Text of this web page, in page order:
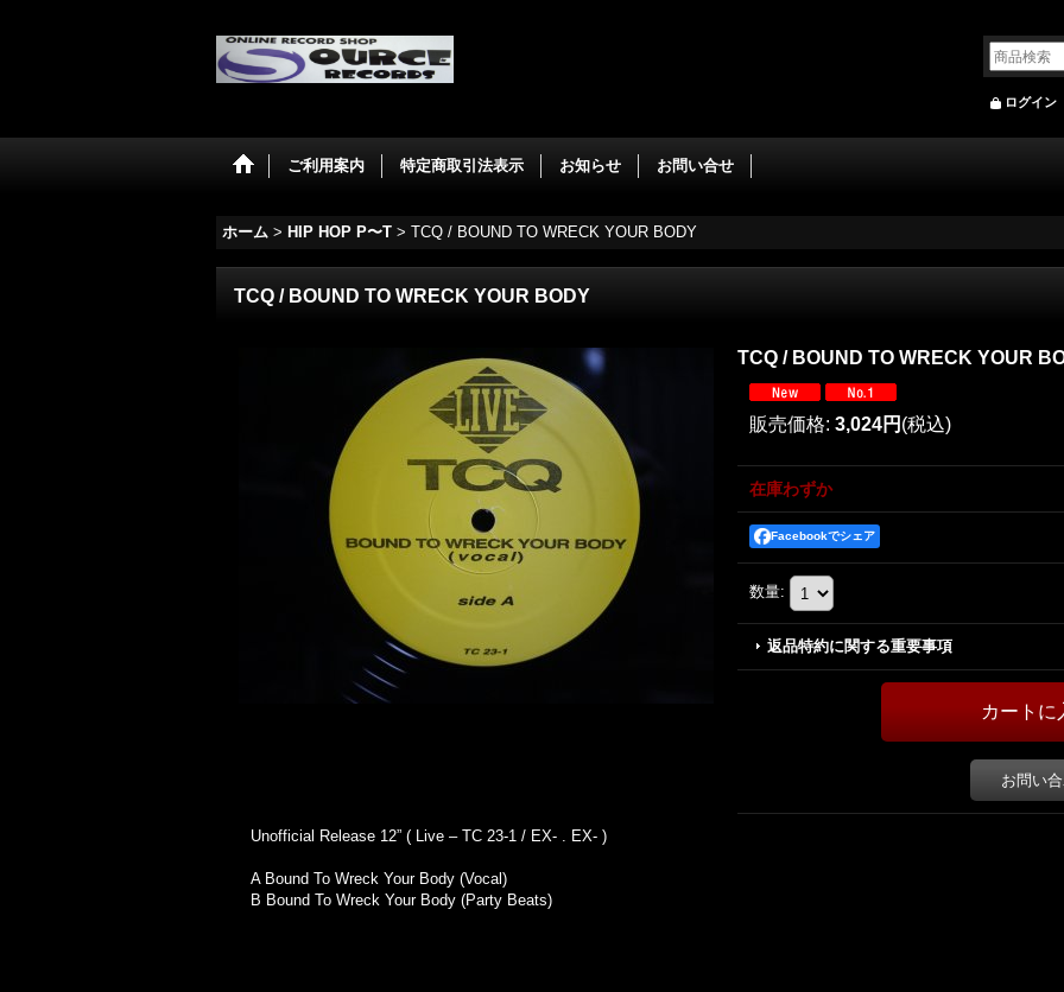
ログイン
ご利用案内 特定商取引法表示 お知らせ お問い合せ
ホーム > HIP HOP P〜T > TCQ / BOUND TO WRECK YOUR BODY
TCQ / BOUND TO WRECK YOUR BODY
TCQ / BOUND TO WRECK YOUR
販売価格: 3,024円 (税込)
在庫わずか
Facebookでシェア
数量:
返品特約に関する重要事項
お問い
Unofficial Release 12” ( Live – TC 23-1 / EX- . EX- )
A Bound To Wreck Your Body (Vocal)
B Bound To Wreck Your Body (Party Beats)